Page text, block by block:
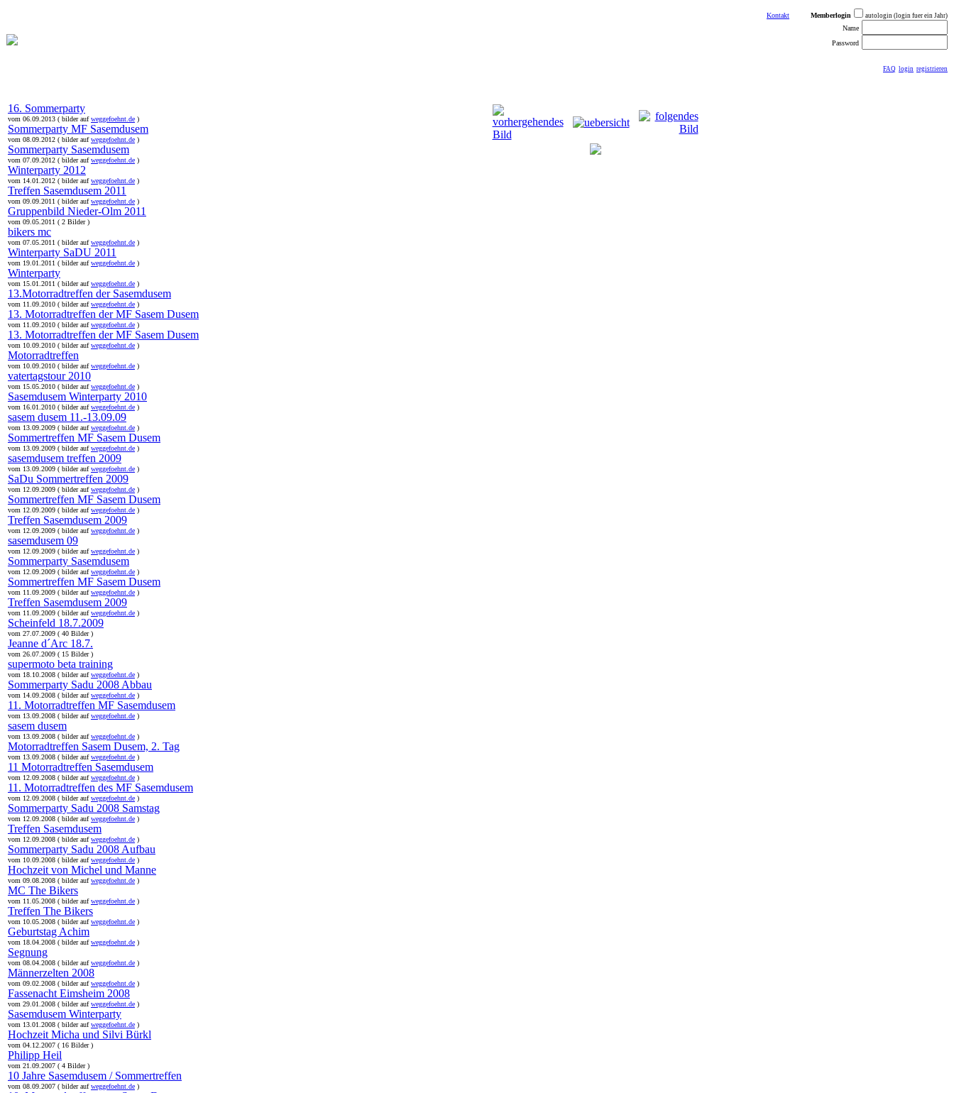
Kontakt Memberlogin autologin (login fuer ein Jahr)
Name
Password
FAQ login registrieren
16. Sommerparty
vom 06.09.2013 ( bilder aufweggefoehnt.de )
Sommerparty MF Sasemdusem
vom 08.09.2012 ( bilder aufweggefoehnt.de )
Sommerparty Sasemdusem
vom 07.09.2012 ( bilder aufweggefoehnt.de )
Winterparty 2012
vom 14.01.2012 ( bilder aufweggefoehnt.de )
Treffen Sasemdusem 2011
vom 09.09.2011 ( bilder aufweggefoehnt.de )
Gruppenbild Nieder-Olm 2011
vom 09.05.2011 ( 2 Bilder )
bikers mc
vom 07.05.2011 ( bilder aufweggefoehnt.de )
Winterparty SaDU 2011
vom 19.01.2011 ( bilder aufweggefoehnt.de )
Winterparty
vom 15.01.2011 ( bilder aufweggefoehnt.de )
13.Motorradtreffen der Sasemdusem
vom 11.09.2010 ( bilder aufweggefoehnt.de )
13. Motorradtreffen der MF Sasem Dusem
vom 11.09.2010 ( bilder aufweggefoehnt.de )
13. Motorradtreffen der MF Sasem Dusem
vom 10.09.2010 ( bilder aufweggefoehnt.de )
Motorradtreffen
vom 10.09.2010 ( bilder aufweggefoehnt.de )
vatertagstour 2010
vom 15.05.2010 ( bilder aufweggefoehnt.de )
Sasemdusem Winterparty 2010
vom 16.01.2010 ( bilder aufweggefoehnt.de )
sasem dusem 11.-13.09.09
vom 13.09.2009 ( bilder aufweggefoehnt.de )
Sommertreffen MF Sasem Dusem
vom 13.09.2009 ( bilder aufweggefoehnt.de )
sasemdusem treffen 2009
vom 13.09.2009 ( bilder aufweggefoehnt.de )
SaDu Sommertreffen 2009
vom 12.09.2009 ( bilder aufweggefoehnt.de )
Sommertreffen MF Sasem Dusem
vom 12.09.2009 ( bilder aufweggefoehnt.de )
Treffen Sasemdusem 2009
vom 12.09.2009 ( bilder aufweggefoehnt.de )
sasemdusem 09
vom 12.09.2009 ( bilder aufweggefoehnt.de )
Sommerparty Sasemdusem
vom 12.09.2009 ( bilder aufweggefoehnt.de )
Sommertreffen MF Sasem Dusem
vom 11.09.2009 ( bilder aufweggefoehnt.de )
Treffen Sasemdusem 2009
vom 11.09.2009 ( bilder aufweggefoehnt.de )
Scheinfeld 18.7.2009
vom 27.07.2009 ( 40 Bilder )
Jeanne d´Arc 18.7.
vom 26.07.2009 ( 15 Bilder )
supermoto beta training
vom 18.10.2008 ( bilder aufweggefoehnt.de )
Sommerparty Sadu 2008 Abbau
vom 14.09.2008 ( bilder aufweggefoehnt.de )
11. Motorradtreffen MF Sasemdusem
vom 13.09.2008 ( bilder aufweggefoehnt.de )
sasem dusem
vom 13.09.2008 ( bilder aufweggefoehnt.de )
Motorradtreffen Sasem Dusem, 2. Tag
vom 13.09.2008 ( bilder aufweggefoehnt.de )
11 Motorradtreffen Sasemdusem
vom 12.09.2008 ( bilder aufweggefoehnt.de )
11. Motorradtreffen des MF Sasemdusem
vom 12.09.2008 ( bilder aufweggefoehnt.de )
Sommerparty Sadu 2008 Samstag
vom 12.09.2008 ( bilder aufweggefoehnt.de )
Treffen Sasemdusem
vom 12.09.2008 ( bilder aufweggefoehnt.de )
Sommerparty Sadu 2008 Aufbau
vom 10.09.2008 ( bilder aufweggefoehnt.de )
Hochzeit von Michel und Manne
vom 09.08.2008 ( bilder aufweggefoehnt.de )
MC The Bikers
vom 11.05.2008 ( bilder aufweggefoehnt.de )
Treffen The Bikers
vom 10.05.2008 ( bilder aufweggefoehnt.de )
Geburtstag Achim
vom 18.04.2008 ( bilder aufweggefoehnt.de )
Segnung
vom 08.04.2008 ( bilder aufweggefoehnt.de )
Männerzelten 2008
vom 09.02.2008 ( bilder aufweggefoehnt.de )
Fassenacht Eimsheim 2008
vom 29.01.2008 ( bilder aufweggefoehnt.de )
Sasemdusem Winterparty
vom 13.01.2008 ( bilder aufweggefoehnt.de )
Hochzeit Micha und Silvi Bürkl
vom 04.12.2007 ( 16 Bilder )
Philipp Heil
vom 21.09.2007 ( 4 Bilder )
10 Jahre Sasemdusem / Sommertreffen
vom 08.09.2007 ( bilder aufweggefoehnt.de )